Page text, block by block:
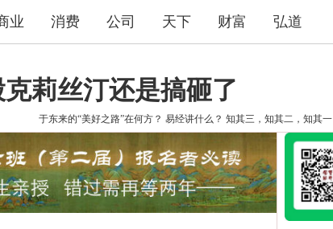
业 消费 公司 天下 财富 弘道
莉丝汀还是搞砸了
于东来的“美好之路”在何方？ 易经讲什么？ 知其三，知其二，知其一